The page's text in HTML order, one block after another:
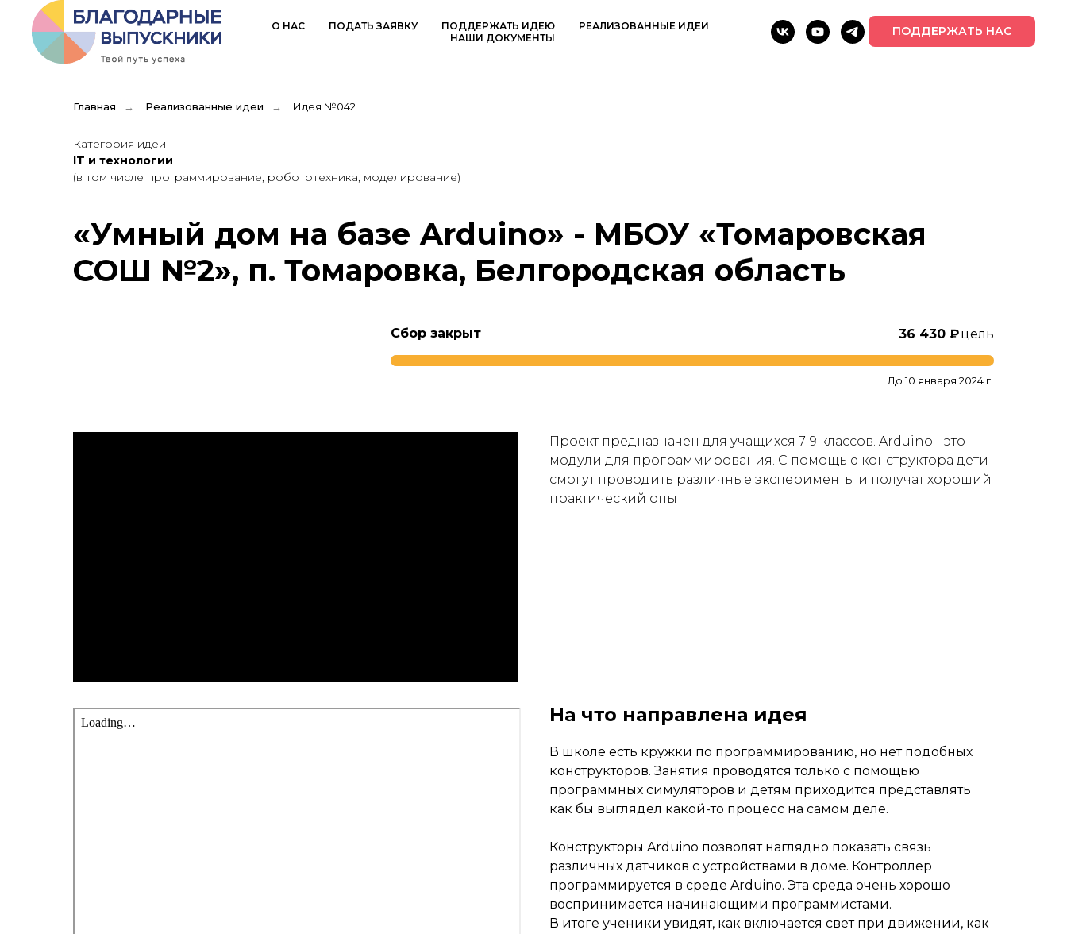
О НАС ПОДАТЬ ЗАЯВКУ ПОДДЕРЖАТЬ ИДЕЮ
РЕАЛИЗОВАННЫЕ ИДЕИ
НАШИ ДОКУМЕНТЫ
ПОДДЕРЖАТЬ НАС
Главная → Реализованные идеи → Идея №042
Категория идеи
IT и технологии
(в том числе программирование, робототехника, моделирование)
«Умный дом на базе Arduino» - МБОУ «Томаровская
СОШ №2», п. Томаровка, Белгородская область
36 430 ₽
Сбор закрыт цель
До 10 января 2024 г.
Проект предназначен для учащихся 7-9 классов. Arduino - это
модули для программирования. С помощью конструктора дети
смогут проводить различные эксперименты и получат хороший
практический опыт.
На что направлена идея
В школе есть кружки по программированию, но нет подобных
конструкторов. Занятия проводятся только с помощью
программных симуляторов и детям приходится представлять
как бы выглядел какой-то процесс на самом деле.
Конструкторы Arduino позволят наглядно показать связь
различных датчиков с устройствами в доме. Контроллер
программируется в среде Arduino. Эта среда очень хорошо
воспринимается начинающими программистами.
В итоге ученики увидят, как включается свет при движении, как